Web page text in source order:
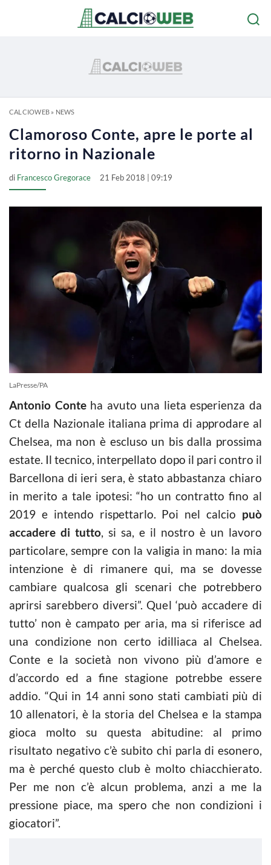
CALCIOWEB» NEWS
Clamoroso Conte, apre le porte al
ritorno in Nazionale
di Francesco Gregorace 21 Feb 2018 | 09:19
LaPresse/PA
Antonio Conteha avuto una lieta esperienza da
Ct della Nazionale italiana prima di approdare al
Chelsea, ma non è escluso un bis dalla prossima
estate. Il tecnico, interpellato dopo il pari contro il
Barcellona di ieri sera, è stato abbastanza chiaro
in merito a tale ipotesi: “ho un contratto fino al
2019 e intendo rispettarlo. Poi nel calcio può
accadere di tutto, si sa, e il nostro è un lavoro
particolare, sempre con la valigia in mano: la mia
intenzione è di rimanere qui, ma se dovesse
cambiare qualcosa gli scenari che potrebbero
aprirsi sarebbero diversi”. Quel ‘può accadere di
tutto’ non è campato per aria, ma si riferisce ad
una condizione non certo idilliaca al Chelsea.
Conte e la società non vivono più d’amore e
d’accordo ed a fine stagione potrebbe essere
addio. “Qui in 14 anni sono stati cambiati più di
10 allenatori, è la storia del Chelsea e la stampa
gioca molto su questa abitudine: al primo
risultato negativo c’è subito chi parla di esonero,
ma è perché questo club è molto chiacchierato.
Per me non c’è alcun problema, anzi a me la
pressione piace, ma spero che non condizioni i
giocatori”.